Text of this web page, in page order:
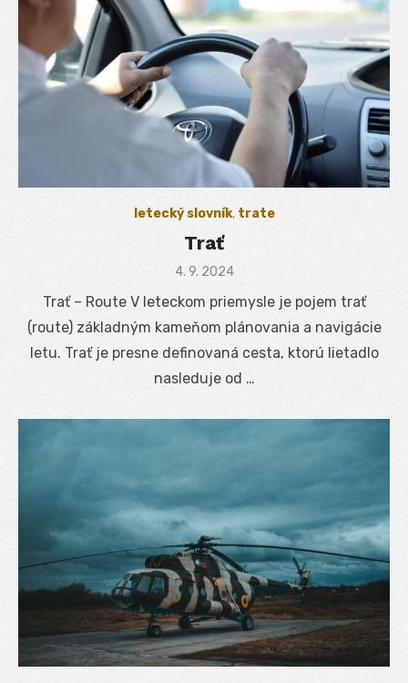
letecký slovník, trate
Trať
Posted
4. 9. 2024
Trať – Route V leteckom priemysle je pojem trať
(route) základným kameňom plánovania a navigácie
letu. Trať je presne definovaná cesta, ktorú lietadlo
nasleduje od …